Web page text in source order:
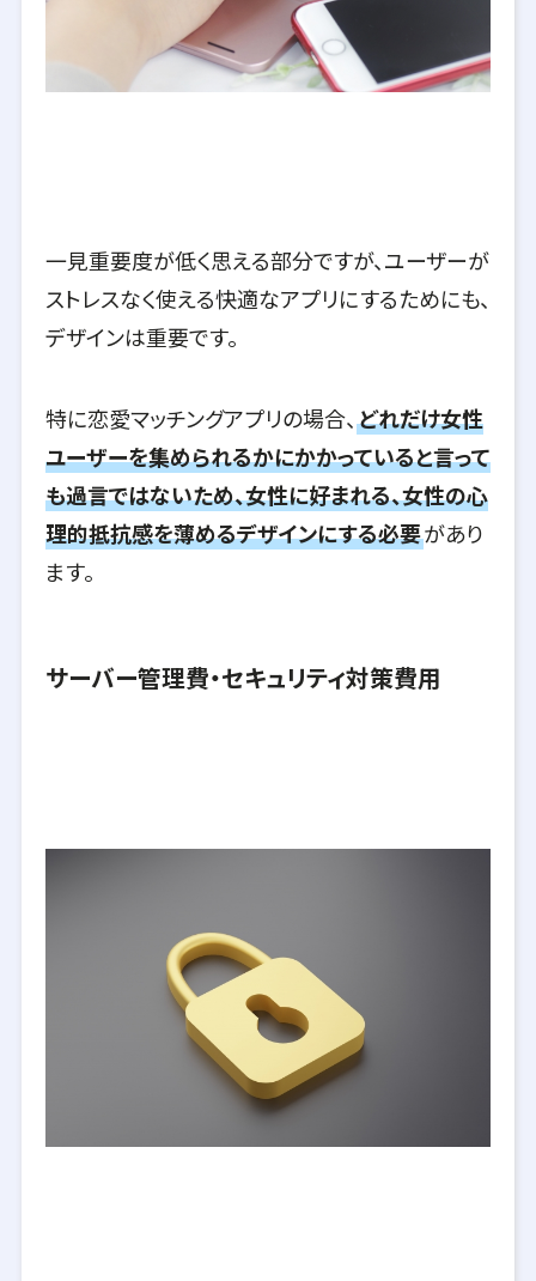
一見重要度が低く思える部分ですが、ユーザーが
ストレスなく使える快適なアプリにするためにも、
デザインは重要です。
特に恋愛マッチングアプリの場合、 どれだけ女性
ユーザーを集められるかにかかっていると言って
も過言ではないため、女性に好まれる、女性の心
理的抵抗感を薄めるデザインにする必要があり
ます。
サーバー管理費・セキュリティ対策費用